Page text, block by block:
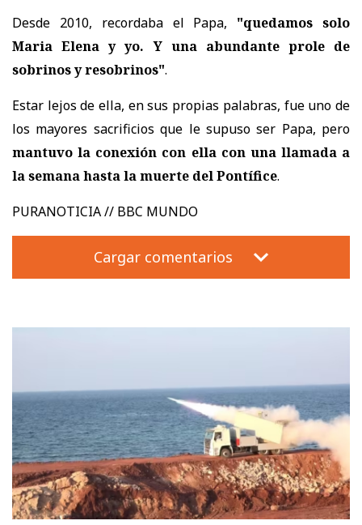
Desde 2010, recordaba el Papa, "quedamos solo
Maria Elena y yo. Y una abundante prole de
sobrinos y resobrinos".
Estar lejos de ella, en sus propias palabras, fue uno de
los mayores sacrificios que le supuso ser Papa, pero
mantuvo la conexión con ella con una llamada a
la semana hasta la muerte del Pontífice.
PURANOTICIA // BBC MUNDO
Cargar comentarios